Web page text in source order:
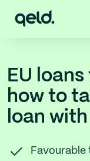
EU
how to
loan
Favourable